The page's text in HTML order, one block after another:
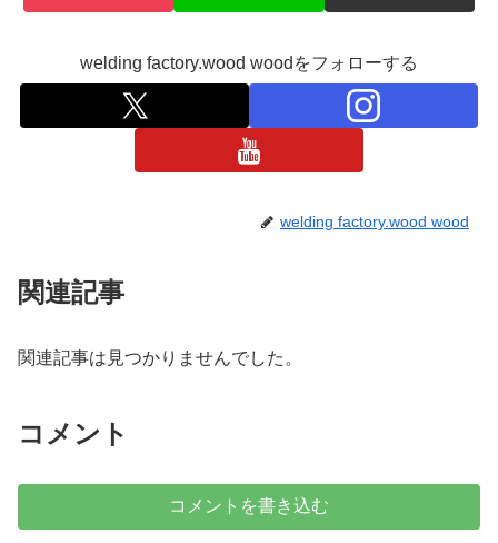
welding factory.wood woodをフォローする
welding factory.wood wood
関連記事
関連記事は見つかりませんでした。
コメント
コメントを書き込む